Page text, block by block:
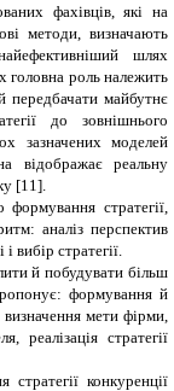
фахівців, які на
методи, визначають
шлях
головна роль належить
передбачати майбутнє
до зовнішнього
зазначених моделей
відображаєреальну
[11 ].
стратегії,
аналіз перспектив
вибір стратегії.
й побудувати більш
формування й
мети фірми,
реалізація стратегії
конкуренції